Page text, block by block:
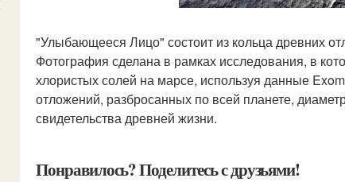
"Улыбающееся Лицо" состоит из кольца древних
Фотография сделана в рамках исследования, в
хлористых солей на марсе, используя данные
отложений, разбросанных по всей планете,
свидетельства древней жизни.
Понравилось? Поделитесь с друзьями!